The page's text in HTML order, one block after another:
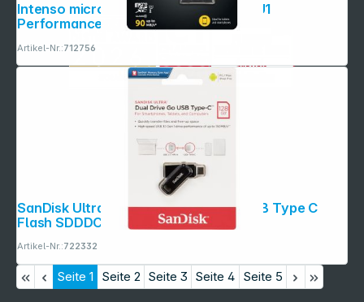
Intenso microSDXC 512GB C10 UHS-I U1
Performance Adapte
Artikel-Nr.:712756
SanDisk Ultra Dual DriveGo 128GB USB Type C
Flash SDDDC3-128G-G46
Artikel-Nr.:722332
Seite 1 Seite 2 Seite 3 Seite 4 Seite 5